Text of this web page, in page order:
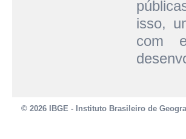
isso,
com
© 2026 IBGE - Instituto Brasileiro de